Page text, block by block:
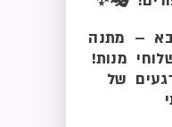
– מתנה
מנות!
של